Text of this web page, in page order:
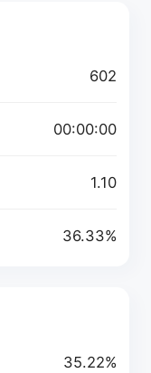
602
00:00:00
1.10
36.33%
35.22%